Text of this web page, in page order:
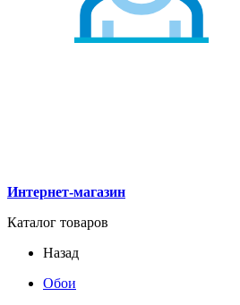
Интернет-магазин
Каталог товаров
Назад
Обои